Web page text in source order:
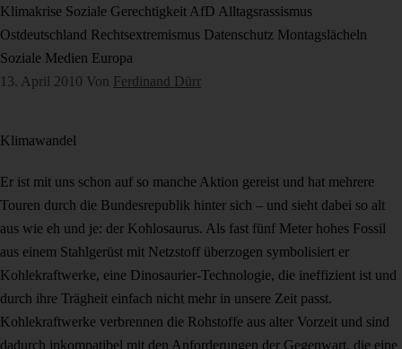
Klimakrise Soziale Gerechtigkeit AfD Alltagsrassismus
Ostdeutschland Rechtsextremismus Datenschutz Montagslächeln
Soziale Medien Europa
13. April 2010 Von Ferdinand Dürr
Klimawandel
Er ist mit uns schon auf so manche Aktion gereist und hat mehrere
Touren durch die Bundesrepublik hinter sich – und sieht dabei so alt
aus wie eh und je: der Kohlosaurus. Als fast fünf Meter hohes Fossil
aus einem Stahlgerüst mit Netzstoff überzogen symbolisiert er
Kohlekraftwerke, eine Dinosaurier-Technologie, die ineffizient ist und
durch ihre Trägheit einfach nicht mehr in unsere Zeit passt.
Kohlekraftwerke verbrennen die Rohstoffe aus alter Vorzeit und sind
dadurch inkompatibel mit den Anforderungen der Gegenwart, die eine